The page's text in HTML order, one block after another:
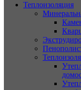
Теплоизоляция